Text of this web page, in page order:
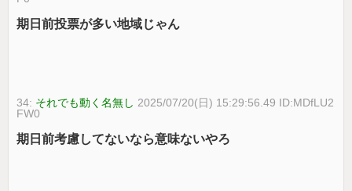
期日前投票が多い地域じゃん
34: それでも動く名無し 2025/07/20(日) 15:29:56.49 ID:MDfLU2
FW0
期日前考慮してないなら意味ないやろ